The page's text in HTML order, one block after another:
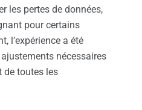
les pertes de données,
pour certains
l’expérience a été
nécessaires
de toutes les